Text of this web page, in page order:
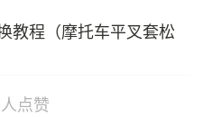
教程（摩托车平叉套松
人点赞